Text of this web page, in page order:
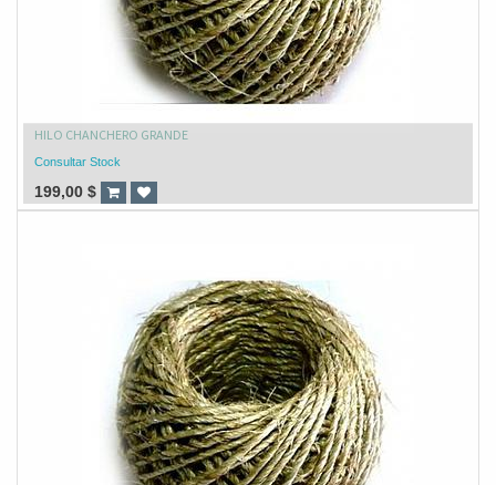
HILO CHANCHERO GRANDE
Consultar Stock
199,00 $